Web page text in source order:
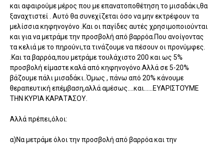
και αφαιρούμε μέρος που με επανατοποθέτηση το μισαδάκι,θα
ξαναχτιστεί . Αυτό θα συνεχίζεται όσο να μην εκτρέφουν τα
μελίσσια κηφηνογόνο .Και οι παγίδες αυτές χρησιμοποιούνται
και για να μετράμε την προσβολή από βαρρόα.Που ανοίγοντας
τα κελιά με το πηρούνι,τα τινάζουμε να πέσουν οι προνύμφες.
.Και τα βαρρόα,που μετράμε τουλάχιστο 200 και ως 5%
προσβολή είμαστε καλά από κηφηνογόνο.Αλλά σε 5-20%
βάζουμε πάλι μισαδάκι..Όμως , πάνω από 20% κάνουμε
θεραπευτική επέμβαση,αλλά αμέσως….και……ΕΥΑΡΙΣΤΟΎΜΕ
ΤΗΝ ΚΥΡΊΑ ΚΑΡΑΤΆΣΟΥ.
Αλλά πρέπει,όλοι:
α)Να μετράμε όλοι την προσβολή από βαρρόα και την